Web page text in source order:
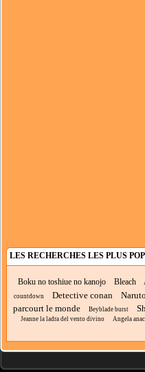
LES RECHERCHES LES PLUS
Boku no toshiue no kanojo Bleach
countdown
Detective conan
parcourt le monde Beyblade burst
Jeanne la ladra del vento divino Angela